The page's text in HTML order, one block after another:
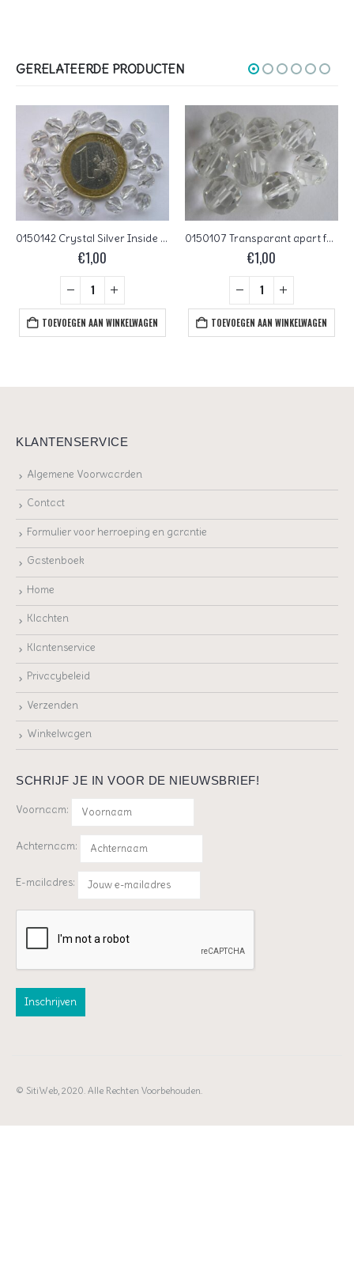
GERELATEERDE PRODUCTEN
0150142 Crystal Silver Inside Czech Glass Facet Firepolish 6 mm 25 stuks
€1,00
TOEVOEGEN AAN WINKELWAGEN
0150107 Transparant apart facet 12 mm.
€1,00
TOEVOEGEN AAN WINKELWAGEN
KLANTENSERVICE
Algemene Voorwaarden
Contact
Formulier voor herroeping en garantie
Gastenboek
Home
Klachten
Klantenservice
Privacybeleid
Verzenden
Winkelwagen
SCHRIJF JE IN VOOR DE NIEUWSBRIEF!
Voornaam:
Achternaam:
E-mailadres:
© SitiWeb, 2020. Alle Rechten Voorbehouden.